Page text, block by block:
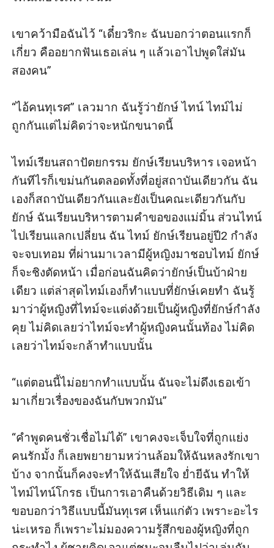
อย่าเอาแต่พูดเข้าข้างตัวเองสิยักษ์ ฉันจำไม่ได้สัก
หน่อย จะว่าฉันแพ้มันไม่แฟร์ไหม”
ยักษ์กำลังท้าทายฉันทางสายตาอีกแล้ว เขาคิดว่า
ฉันจะยอมแพ้เขาเพราะเรื่องแค่นี้เหรอ เสียแล้วก็
เสียไปสิ ในเมื่อเรียกคืนไม่ได้ ฉันก็จะไม่เสียใจให้
เขาเห็น ถ้าหากฉันเสียใจยักษ์จะได้ใจ ฉันไม่มีทาง
ยอมแพ้คนอย่างเขา “ก็มาดิ”
“ท้าทายเก่งนะ” ยักษ์พลิกตัวขึ้นมาคร่อมอย่าง
รวดเร็ว กล้ามเนื้อแน่น ๆ และแท่งเอ็นพองโตแนบ
ลำตัวฉัน ยักษ์มองหน้าฉันแล้วยิ้มยั่ว ฉันก็เลยยิ้มยั่ว
กลับบ้าง “อย่ามาร้องขอชีวิตทีหลังนะริกะ”
“อย่าเก่งแต่ปากนะยักษ์”
ริมฝีปากร้อนผ่าวของยักษ์ประกบกลีบปากฉัน เรา
สองคนจูบกันโดยที่ฉันเป็นผู้ตามเพราะไม่ชำนาญ
เขาคว้ามือฉันไว้ “เดี๋ยวริกะ ฉันบอกว่าตอนแรกก็
เกี่ยว คืออยากฟันเธอเล่น ๆ แล้วเอาไปพูดใส่มัน
สองคน”
“ไอ้คนทุเรศ” เลวมาก ฉันรู้ว่ายักษ์ ไทน์ ไทม์ไม่
ถูกกันแต่ไม่คิดว่าจะหนักขนาดนี้
ไทม์เรียนสถาปัตยกรรม ยักษ์เรียนบริหาร เจอหน้า
กันทีไรก็เขม่นกันตลอดทั้งที่อยู่สถาบันเดียวกัน ฉัน
เองก็สถาบันเดียวกันและยังเป็นคณะเดียวกันกับ
ยักษ์ ฉันเรียนบริหารตามคำขอของแม่มิ้น ส่วนไทน์
ไปเรียนแลกเปลี่ยน ฉัน ไทม์ ยักษ์เรียนอยู่ปี2 กำลัง
จะจบเทอม ที่ผ่านมาเวลามีผู้หญิงมาชอบไทม์ ยักษ์
ก็จะชิงตัดหน้า เมื่อก่อนฉันคิดว่ายักษ์เป็นบ้าฝ่าย
เดียว แต่ล่าสุดไทม์เองก็ทำแบบที่ยักษ์เคยทำ ฉันรู้
มาว่าผู้หญิงที่ไทม์จะแต่งด้วยเป็นผู้หญิงที่ยักษ์กำลัง
คุย ไม่คิดเลยว่าไทม์จะทำผู้หญิงคนนั้นท้อง ไม่คิด
เลยว่าไทม์จะกล้าทำแบบนั้น
“แต่ตอนนี้ไม่อยากทำแบบนั้น ฉันจะไม่ดึงเธอเข้า
มาเกี่ยวเรื่องของฉันกับพวกมัน”
“คำพูดคนชั่วเชื่อไม่ได้” เขาคงจะเจ็บใจที่ถูกแย่ง
คนรักมั้ง ก็เลยพยายามหว่านล้อมให้ฉันหลงรักเขา
บ้าง จากนั้นก็คงจะทำให้ฉันเสียใจ ย่ำยีฉัน ทำให้
ไทม์ไทน์โกรธ เป็นการเอาคืนด้วยวิธีเดิม ๆ และ
ขอบอกว่าวิธีแบบนี้มันทุเรศ เห็นแก่ตัว เพราะอะไร
น่ะเหรอ ก็เพราะไม่มองความรู้สึกของผู้หญิงที่ถูก